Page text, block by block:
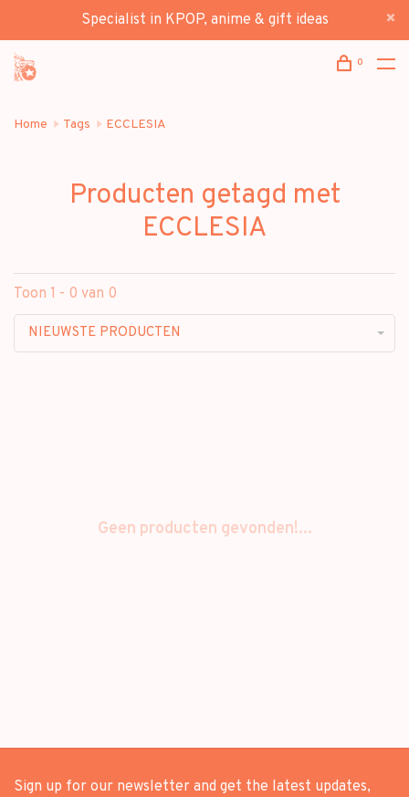
Specialist in KPOP, anime & gift ideas
0
Home Tags ECCLESIA
Producten getagd met
ECCLESIA
Toon 1 - 0 van 0
NIEUWSTE PRODUCTEN
Geen producten gevonden!...
Sign up for our newsletter and get the latest updates,